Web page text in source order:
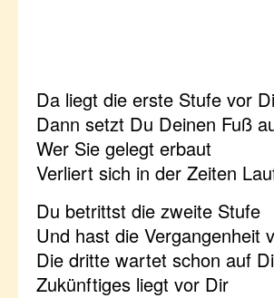
Da liegt die erste Stufe vor
Dann setzt Du Deinen Fuß
Wer Sie gelegt erbaut
Verliert sich in der Zeiten
Du betrittst die zweite Stufe
Und hast die Vergangenheit
Die dritte wartet schon auf
Zukünftiges liegt vor Dir